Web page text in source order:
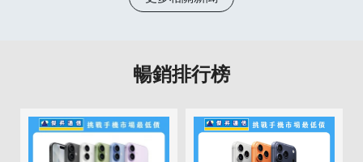
暢銷排行榜